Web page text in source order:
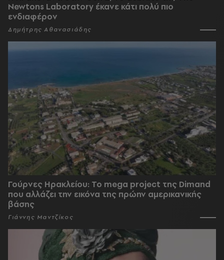
Newtons Laboratory έκανε κάτι πολύ πιο
ενδιαφέρον
Δημήτρης Αθανασιάδης
Γούρνες Ηρακλείου: To mega project της Dimand
που αλλάζει την εικόνα της πρώην αμερικανικής
βάσης
Γιάννης Μαντζίκος